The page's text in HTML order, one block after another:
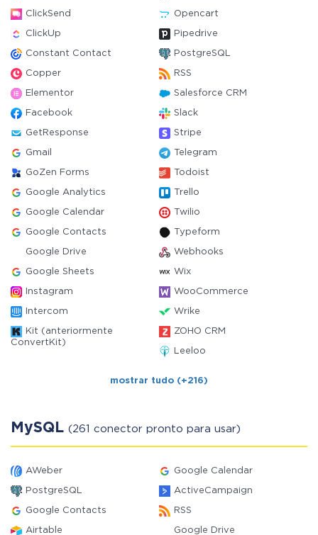
ClickSend Opencart
ClickUp Pipedrive
Constant Contact PostgreSQL
Copper RSS
Elementor Salesforce CRM
Facebook Slack
GetResponse Stripe
Gmail Telegram
GoZen Forms Todoist
Google Analytics Trello
Google Calendar Twilio
Google Contacts Typeform
Google Drive Webhooks
Google Sheets Wix
Instagram WooCommerce
Intercom Wrike
Kit (anteriormente
ConvertKit)
ZOHO CRM
Leeloo
mostrar tudo (+216)
MySQL (261 conector pronto para usar)
AWeber Google Calendar
PostgreSQL ActiveCampaign
Google Contacts RSS
Airtable Google Drive